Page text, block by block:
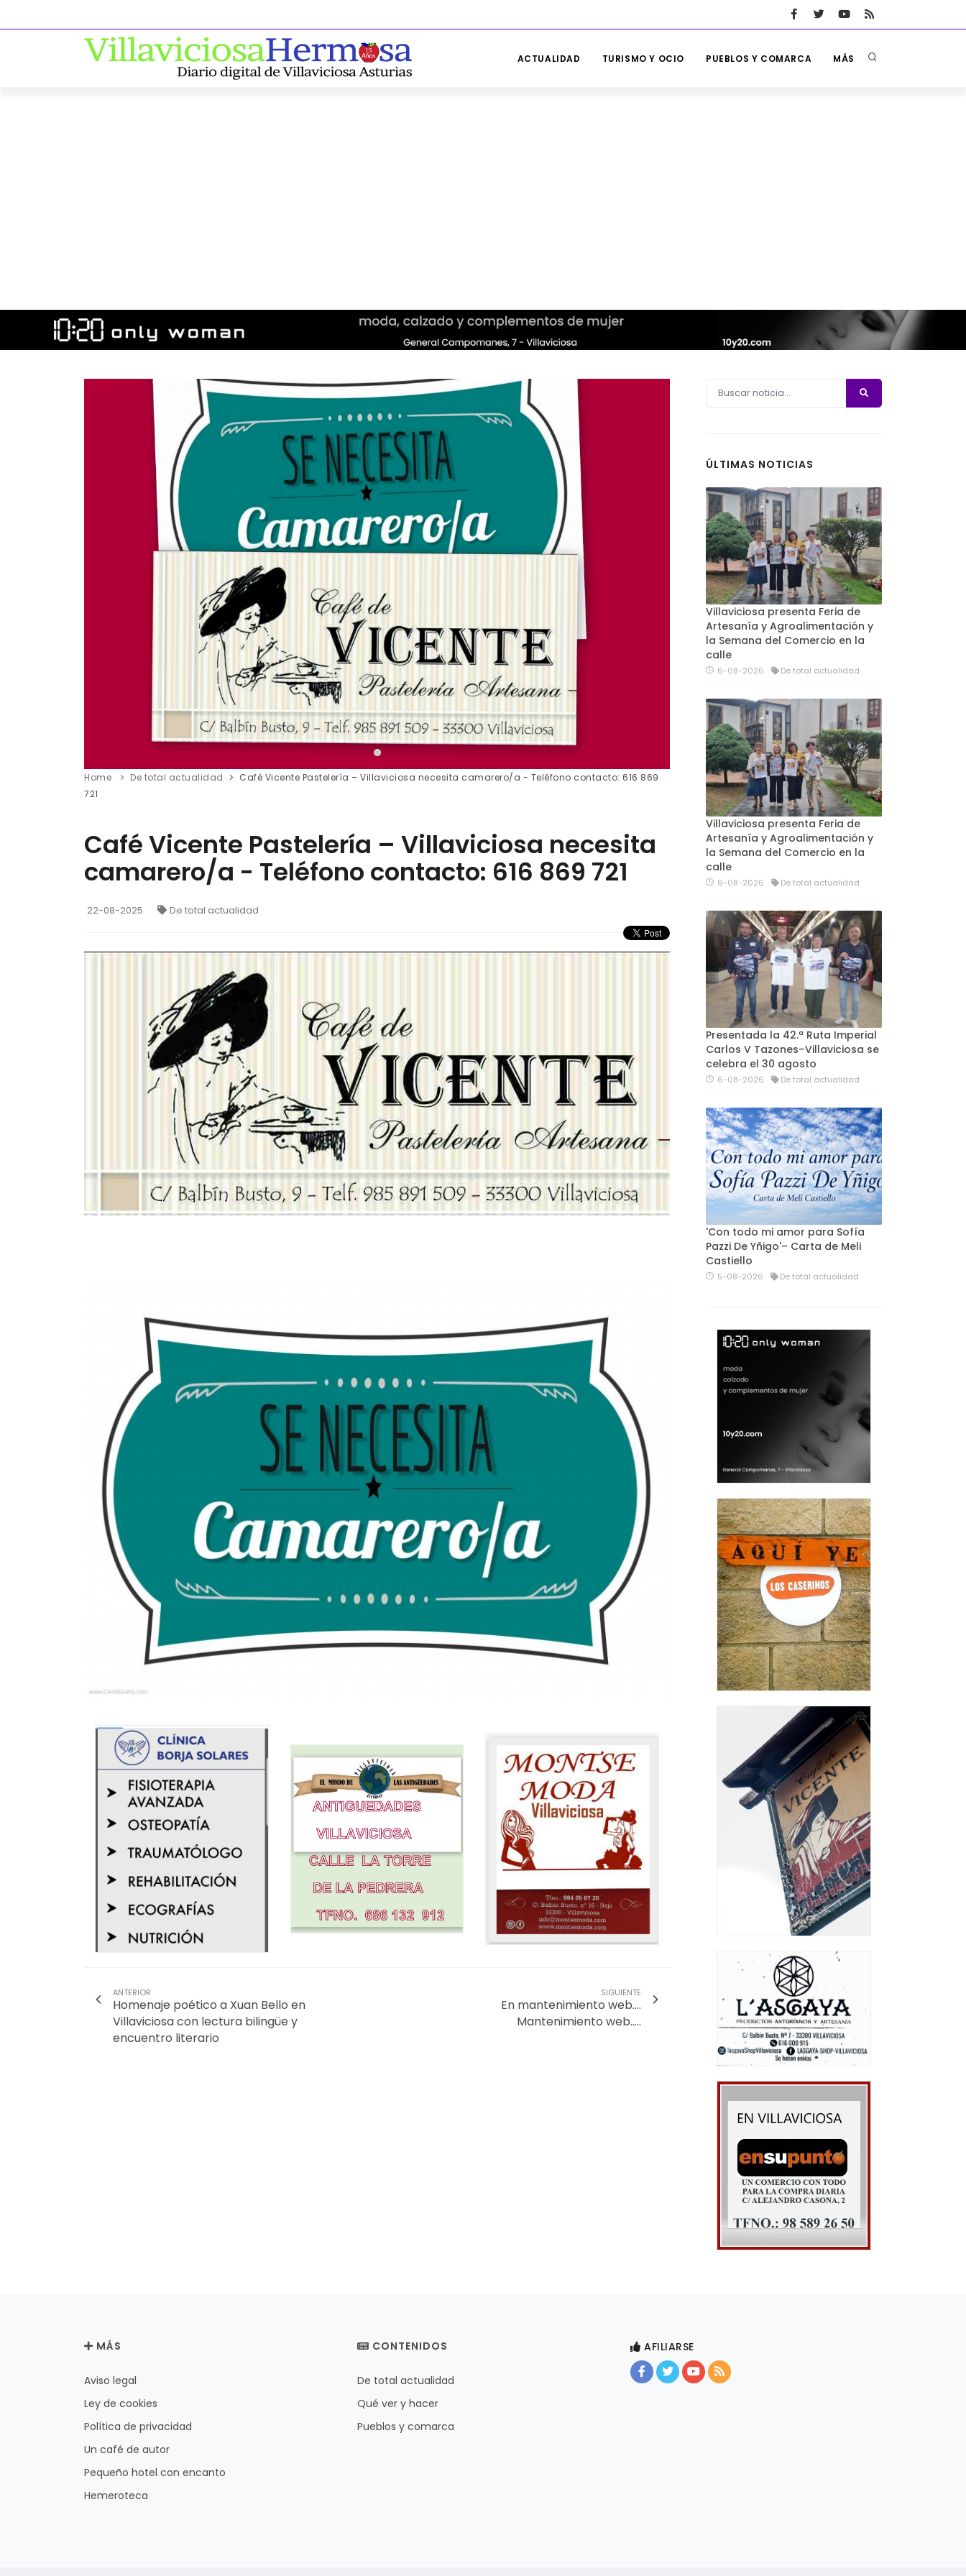
ACTUALIDAD TURISMO Y OCIO PUEBLOS Y COMARCA MÁS
Home De total actualidad
Café Vicente Pastelería – Villaviciosa necesita camarero/a - Teléfono contacto: 616 869
721
Café Vicente Pastelería – Villaviciosa necesita
camarero/a - Teléfono contacto: 616 869 721
22-08-2025 De total actualidad
ANTERIOR
Homenaje poético a Xuan Bello en
Villaviciosa con lectura bilingüe y
encuentro literario
SIGUIENTE
En mantenimiento web….
Mantenimiento web…..
ÚLTIMAS NOTICIAS
Villaviciosa presenta Feria de
Artesanía y Agroalimentación y
la Semana del Comercio en la
calle
6-08-2026 De total actualidad
Villaviciosa presenta Feria de
Artesanía y Agroalimentación y
la Semana del Comercio en la
calle
6-08-2026 De total actualidad
Presentada la 42.ª Ruta Imperial
Carlos V Tazones–Villaviciosa se
celebra el 30 agosto
6-08-2026 De total actualidad
'Con todo mi amor para Sofía
Pazzi De Yñigo'– Carta de Meli
Castiello
5-08-2026 De total actualidad
MÁS
Aviso legal
Ley de cookies
Política de privacidad
Un café de autor
Pequeño hotel con encanto
Hemeroteca
CONTENIDOS
De total actualidad
Qué ver y hacer
Pueblos y comarca
AFILIARSE